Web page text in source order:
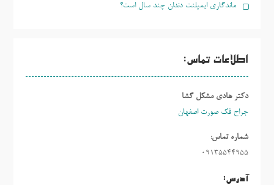
ماندگاری ایمپلنت دندان چند سال است؟
اطلاعات تماس:
دکتر هادی مشکل گشا
جراح فک صورت اصفهان
شماره تماس:
09135544955
آدرس: